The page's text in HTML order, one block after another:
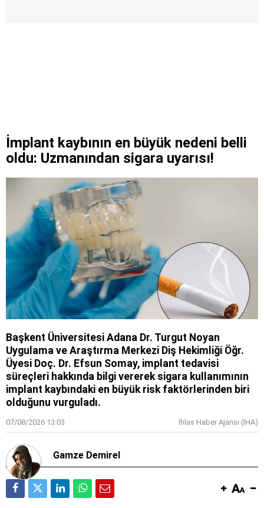
İmplant kaybının en büyük nedeni belli
oldu: Uzmanından sigara uyarısı!
Başkent Üniversitesi Adana Dr. Turgut Noyan
Uygulama ve Araştırma Merkezi Diş Hekimliği Öğr.
Üyesi Doç. Dr. Efsun Somay, implant tedavisi
süreçleri hakkında bilgi vererek sigara kullanımının
implant kaybındaki en büyük risk faktörlerinden biri
olduğunu vurguladı.
07/08/2026 13:03 İhlas Haber Ajansı (IHA)
Gamze Demirel